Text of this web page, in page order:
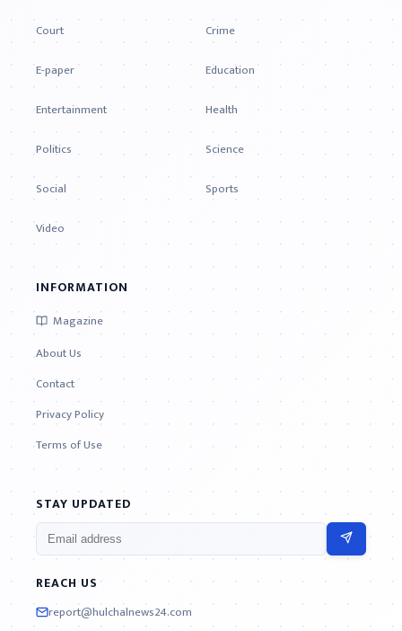
Court
Crime
E-paper
Education
Entertainment
Health
Politics
Science
Social
Sports
Video
INFORMATION
Magazine
About Us
Contact
Privacy Policy
Terms of Use
STAY UPDATED
REACH US
report@hulchalnews24.com